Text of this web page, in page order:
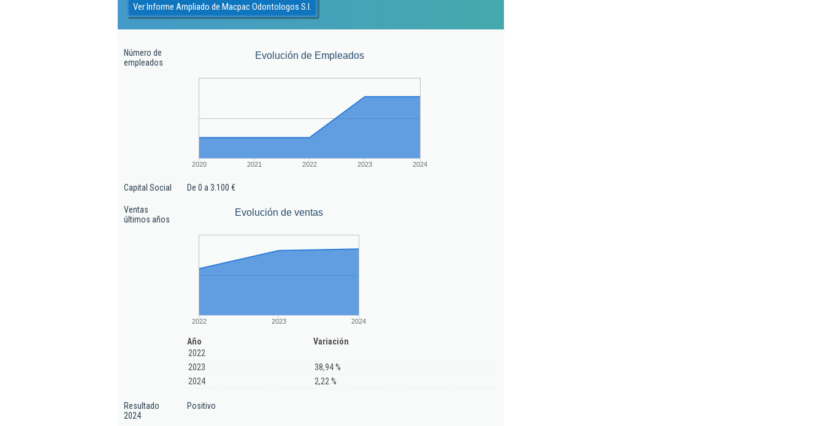
Ver Informe Ampliado de Macpac Odontologos S.l.
Número de
empleados
Evolución de Empleados
2020 2021 2022 2023 2024
Capital Social De 0 a 3.100 €
Ventas
últimos años
Evolución de ventas
2022 2023 2024
Año
Variación
2022
2023
38,94 %
2024
2,22 %
Resultado
2024
Positivo